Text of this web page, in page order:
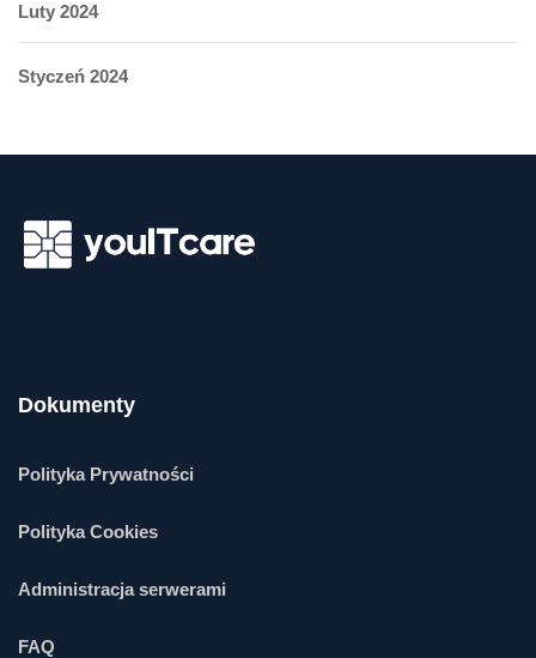
Luty 2024
Styczeń 2024
Dokumenty
Polityka Prywatności
Polityka Cookies
Administracja serwerami
FAQ